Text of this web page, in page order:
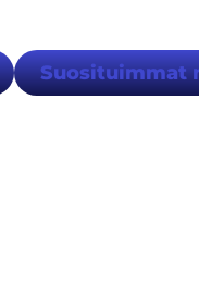
Suosituimmat